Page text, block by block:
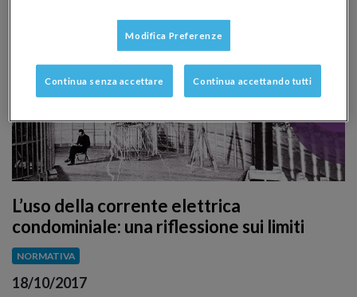
L’uso della corrente elettrica
condominiale: una riflessione sui limiti
NORMATIVA
18/10/2017
Modifica Preferenze
Continua senza accettare Continua accettando tutti